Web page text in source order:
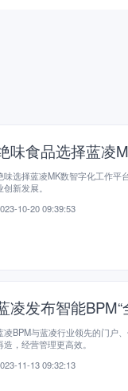
味食品选择蓝凌
味选择蓝凌MK数智字化工作平
创新发展。
10-20 09:39:53
凌发布智能
凌BPM与蓝凌行业领先的门户
造，经营管理更高效。
11-13 09:32:13